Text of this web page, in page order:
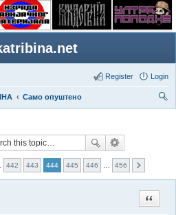
Login
Register
Само опуштено
442 443 444 445 446 456
Quote